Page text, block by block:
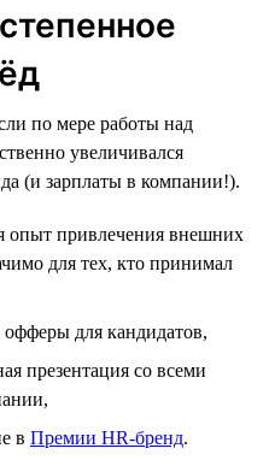
по мере работы над
увеличивался
(и зарплаты в компании!).
опыт привлечения внешних
для тех, кто принимал
для кандидатов,
презентация со всеми
в Премии HR‑бренд.